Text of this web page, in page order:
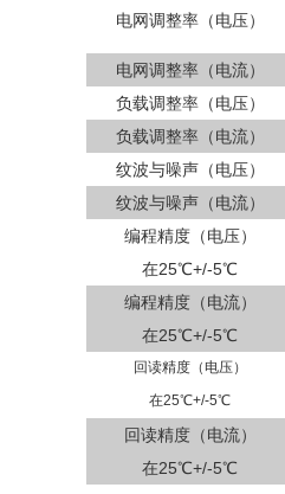
电网调整率（电压）
电网调整率（电流）
负载调整率（电压）
负载调整率（电流）
纹波与噪声（电压）
纹波与噪声（电流）
编程精度（电压）
在25℃+/-5℃
编程精度（电流）
在25℃+/-5℃
回读精度（电压）
在25℃+/-5℃
回读精度（电流）
在25℃+/-5℃